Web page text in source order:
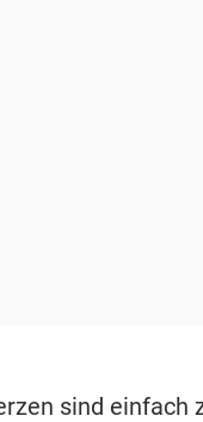
sind einfach